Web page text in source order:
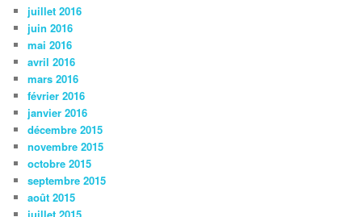
juillet 2016
juin 2016
mai 2016
avril 2016
mars 2016
février 2016
janvier 2016
décembre 2015
novembre 2015
octobre 2015
septembre 2015
août 2015
juillet 2015